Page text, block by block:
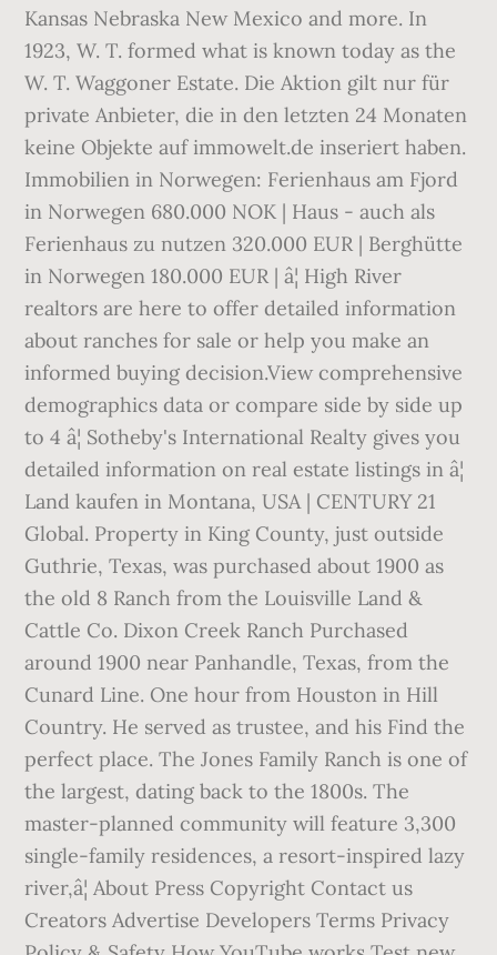
Kansas Nebraska New Mexico and more. In
1923, W. T. formed what is known today as the
W. T. Waggoner Estate. Die Aktion gilt nur für
private Anbieter, die in den letzten 24 Monaten
keine Objekte auf immowelt.de inseriert haben.
Immobilien in Norwegen: Ferienhaus am Fjord
in Norwegen 680.000 NOK | Haus - auch als
Ferienhaus zu nutzen 320.000 EUR | Berghütte
in Norwegen 180.000 EUR | â¦ High River
realtors are here to offer detailed information
about ranches for sale or help you make an
informed buying decision.View comprehensive
demographics data or compare side by side up
to 4 â¦ Sotheby's International Realty gives you
detailed information on real estate listings in â¦
Land kaufen in Montana, USA | CENTURY 21
Global. Property in King County, just outside
Guthrie, Texas, was purchased about 1900 as
the old 8 Ranch from the Louisville Land &
Cattle Co. Dixon Creek Ranch Purchased
around 1900 near Panhandle, Texas, from the
Cunard Line. One hour from Houston in Hill
Country. He served as trustee, and his Find the
perfect place. The Jones Family Ranch is one of
the largest, dating back to the 1800s. The
master-planned community will feature 3,300
single-family residences, a resort-inspired lazy
river,â¦ About Press Copyright Contact us
Creators Advertise Developers Terms Privacy